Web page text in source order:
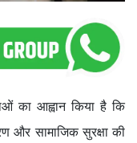
का आह्वान किया है कि
और सामाजिक सुरक्षा की